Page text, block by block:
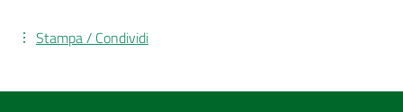
Stampa / Condividi